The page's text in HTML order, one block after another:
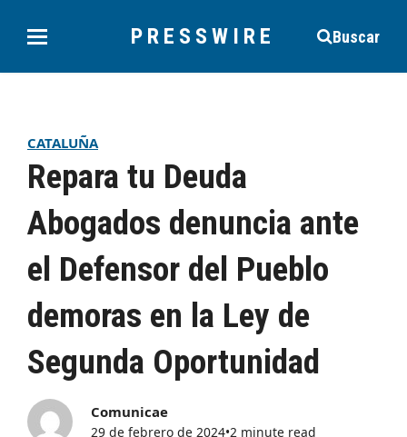
PRESSWIRE Buscar
CATALUÑA
Repara tu Deuda
Abogados denuncia ante
el Defensor del Pueblo
demoras en la Ley de
Segunda Oportunidad
Comunicae
29 de febrero de 2024•2 minute read